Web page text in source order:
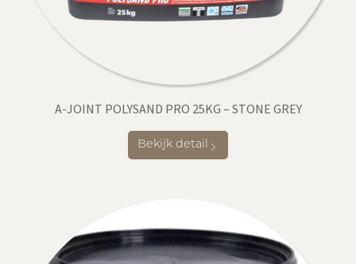
A-JOINT POLYSAND PRO 25KG – STONE GREY
Bekijk detail